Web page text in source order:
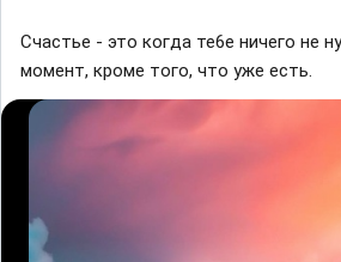
Счастье - это когда те6е ничего не
момент, кроме того, что уже есть.